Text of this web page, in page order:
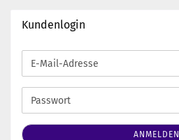
Kundenlogin
E-
Mail-
Adresse
Passwort
ANMELDEN